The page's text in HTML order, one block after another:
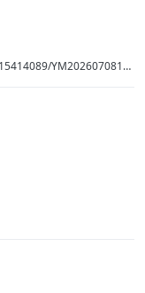
YM2026070814